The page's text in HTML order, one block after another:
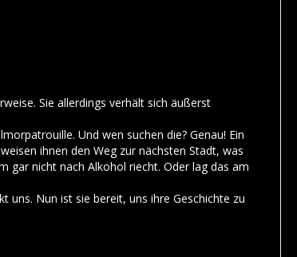
Sie allerdings verhält sich äußerst
Und wen suchen die? Genau! Ein
ihnen den Weg zur nächsten Stadt, was
gar nicht nach Alkohol riecht. Oder lag das am
uns. Nun ist sie bereit, uns ihre Geschichte zu